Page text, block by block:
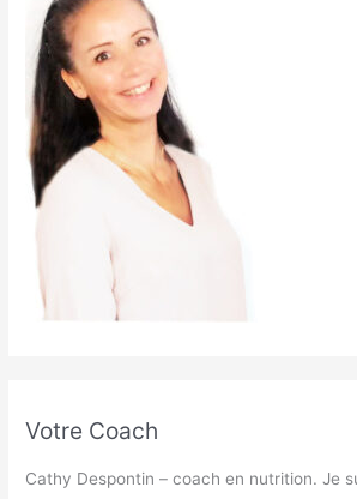
Votre Coach
Cathy Despontin – coach en nutrition. Je